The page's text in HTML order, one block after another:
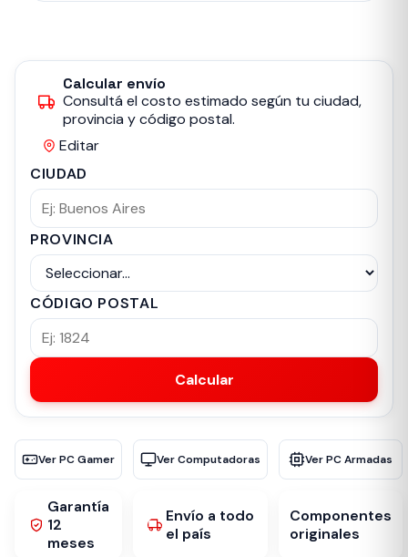
Calcular envío
Consultá el costo estimado según tu ciudad,
provincia y código postal.
Editar
CIUDAD
PROVINCIA
CÓDIGO POSTAL
Calcular
Ver PC Gamer Ver Computadoras Ver PC Armadas
Garantía
12
meses
Envío a todo
el país
Componentes
originales